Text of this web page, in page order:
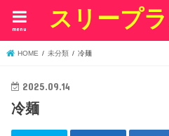
スリープ
menu
HOME 未分類 冷麺
2025.09.14
冷麺